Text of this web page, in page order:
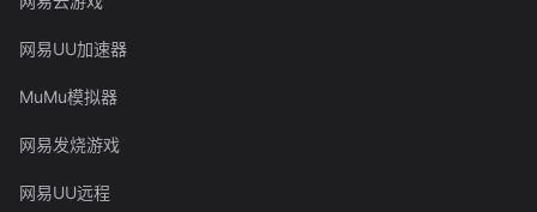
网易UU加速器
MuMu模拟器
网易发烧游戏
网易UU远程